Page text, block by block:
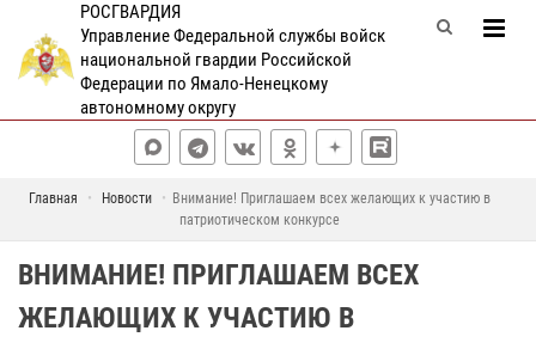
РОСГВАРДИЯ
Управление Федеральной службы войск
национальной гвардии Российской
Федерации по Ямало-Ненецкому
автономному округу
Главная Новости
Внимание! Приглашаем всех желающих к участию в
патриотическом конкурсе
ВНИМАНИЕ! ПРИГЛАШАЕМ ВСЕХ
ЖЕЛАЮЩИХ К УЧАСТИЮ В